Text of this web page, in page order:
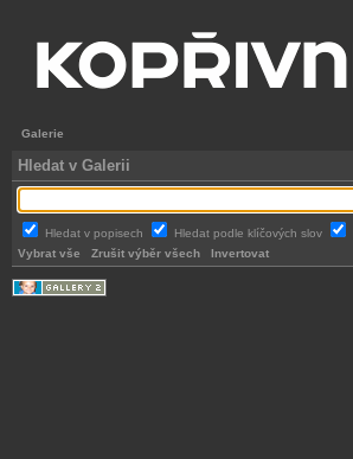
Galerie
Hledat v Galerii
Hledat v popisech Hledat podle klíčových slov
Vybrat vše
Zrušit výběr všech Invertovat